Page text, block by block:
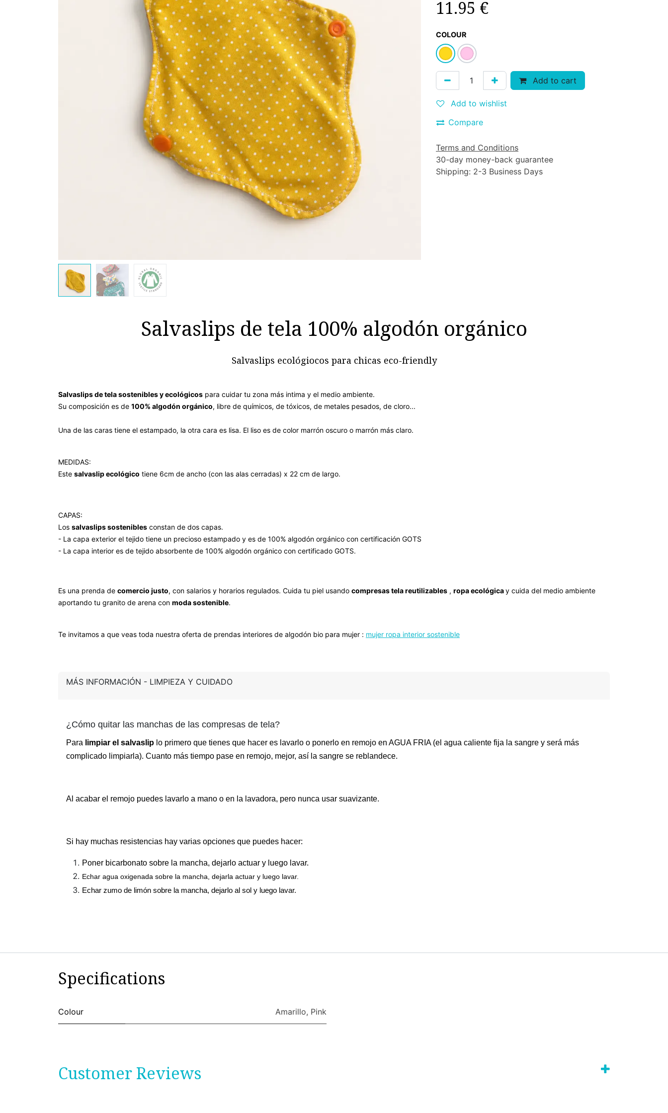
11.95 €
COLOUR
Add to cart
Add to wishlist
Compare
Terms and Conditions
30-day money-back guarantee
Shipping: 2-3 Business Days
Salvaslips de tela 100% algodón orgánico
Salvaslips ecológiocos para chicas eco-friendly
Salvaslips de tela sostenibles y ecológicos para cuidar tu zona más intima y el medio ambiente.
Su composición es de 100% algodón orgánico, libre de químicos, de tóxicos, de metales pesados, de cloro...
Una de las caras tiene el estampado, la otra cara es lisa. El liso es de color marrón oscuro o marrón más claro.
MEDIDAS:
Este salvaslip ecológico tiene 6cm de ancho (con las alas cerradas) x 22 cm de largo.
CAPAS:
Los salvaslips sostenibles constan de dos capas.
- La capa exterior el tejido tiene un precioso estampado y es de 100% algodón orgánico con certificación GOTS
- La capa interior es de tejido absorbente de 100% algodón orgánico con certificado GOTS.
Es una prenda de comercio justo, con salarios y horarios regulados. Cuida tu piel usando compresas tela reutilizables , ropa ecológicay cuida del medio ambiente
aportando tu granito de arena con moda sostenible.
Te invitamos a que veas toda nuestra oferta de prendas interiores de algodón bio para mujer : mujer ropa interior sostenible
MÁS INFORMACIÓN - LIMPIEZA Y CUIDADO
¿Cómo quitar las manchas de las compresas de tela?
Para limpiar el salvaslip lo primero que tienes que hacer es lavarlo o ponerlo en remojo en AGUA FRIA (el agua caliente fija la sangre y será más
complicado limpiarla). Cuanto más tiempo pase en remojo, mejor, así la sangre se reblandece.
Al acabar el remojo puedes lavarlo a mano o en la lavadora, pero nunca usar suavizante.
Si hay muchas resistencias hay varias opciones que puedes hacer:
Poner bicarbonato sobre la mancha, dejarlo actuar y luego lavar.
Echar agua oxigenada sobre la mancha, dejarla actuar y luego lavar.
Echar zumo de limón sobre la mancha, dejarlo al sol y luego lavar.
Specifications
Colour Amarillo, Pink
Customer Reviews